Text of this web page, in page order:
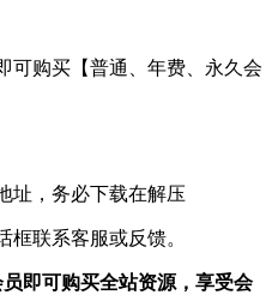
可购买【普通、年费、永久会
址，务必下载在解压
联系客服或反馈。
员即可购买全站资源，享受会